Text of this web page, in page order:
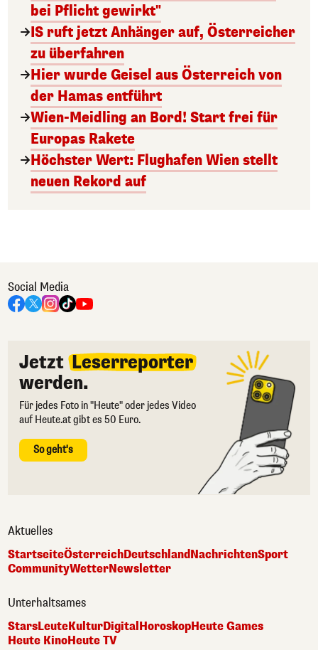
bei Pflicht gewirkt"
IS ruft jetzt Anhänger auf, Österreicher
zu überfahren
Hier wurde Geisel aus Österreich von
der Hamas entführt
Wien-Meidling an Bord! Start frei für
Europas Rakete
Höchster Wert: Flughafen Wien stellt
neuen Rekord auf
Social Media
Jetzt Leserreporter
werden.
Für jedes Foto in "Heute" oder jedes Video
auf Heute.at gibt es 50 Euro.
So geht's
Aktuelles
StartseiteÖsterreichDeutschlandNachrichtenSport
CommunityWetterNewsletter
Unterhaltsames
StarsLeuteKulturDigital HoroskopHeute Games
Heute KinoHeute TV